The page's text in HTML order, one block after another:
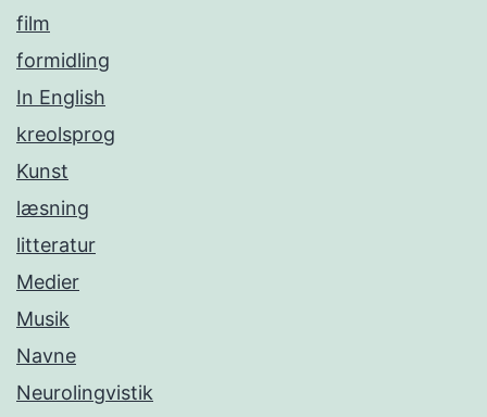
film
formidling
In English
kreolsprog
Kunst
læsning
litteratur
Medier
Musik
Navne
Neurolingvistik